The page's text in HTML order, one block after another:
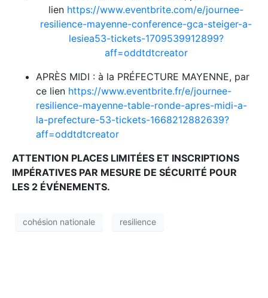
lien https://www.eventbrite.com/e/journee-
resilience-mayenne-conference-gca-steiger-a-
lesiea53-tickets-1709539912899?
aff=oddtdtcreator
APRÈS MIDI : à la PRÉFECTURE MAYENNE, par
ce lien https://www.eventbrite.fr/e/journee-
resilience-mayenne-table-ronde-apres-midi-a-
la-prefecture-53-tickets-1668212882639?
aff=oddtdtcreator
ATTENTION PLACES LIMITÉES ET INSCRIPTIONS
IMPÉRATIVES PAR MESURE DE SÉCURITÉ POUR
LES 2 ÉVÉNEMENTS.
cohésion nationale resilience